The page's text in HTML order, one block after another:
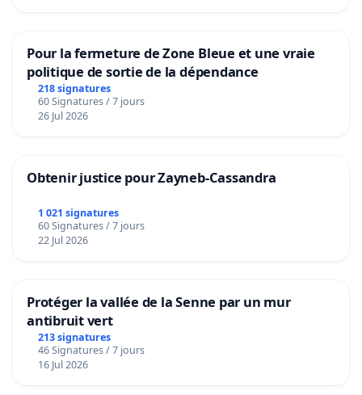
Pour la fermeture de Zone Bleue et une vraie
politique de sortie de la dépendance
218 signatures
60 Signatures / 7 jours
26 Jul 2026
Obtenir justice pour Zayneb-Cassandra
1 021 signatures
60 Signatures / 7 jours
22 Jul 2026
Protéger la vallée de la Senne par un mur
antibruit vert
213 signatures
46 Signatures / 7 jours
16 Jul 2026